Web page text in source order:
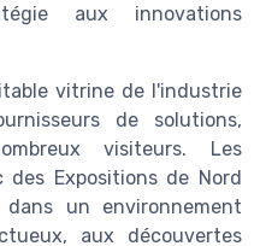
aux innovations
vitrine de l'industrie
de solutions,
visiteurs. Les
des Expositions de Nord
un environnement
aux découvertes